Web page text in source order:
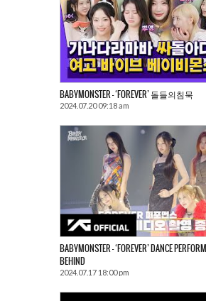
BABYMONSTER – ‘FOREVER’ 돌들의침묵
2024.07.20 09:18 am
BABYMONSTER – ‘FOREVER’ DANCE
BEHIND
2024.07.17 18:00 pm